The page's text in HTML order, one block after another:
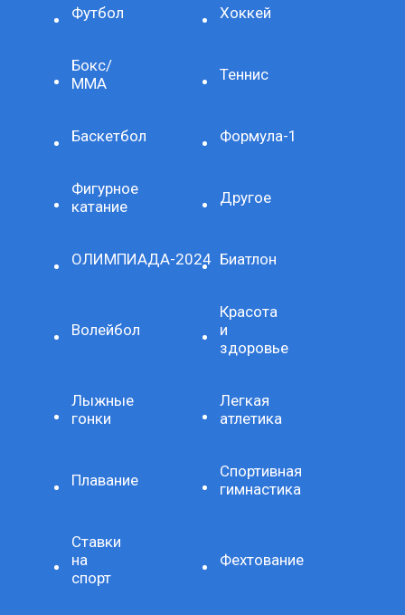
Футбол Хоккей
Бокс/
ММА
Теннис
Баскетбол Формула-1
Фигурное
катание
Другое
ОЛИМПИАДА-2024 Биатлон
Волейбол
Красота
и
здоровье
Лыжные
гонки
Легкая
атлетика
Плавание
Спортивная
гимнастика
Ставки
на
спорт
Фехтование